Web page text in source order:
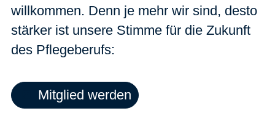
willkommen. Denn je mehr wir sind, desto
stärker ist unsere Stimme für die Zukunft
des Pflegeberufs:
Mitglied werden